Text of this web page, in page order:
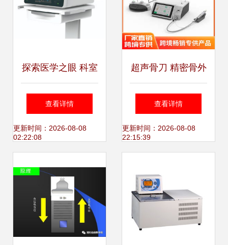
探索医学之眼 科室
超声设备介绍与核
心价值
查看详情
更新时间：2026-08-08
02:22:08
超声骨刀 精密骨外
科手术的革命性设
备
查看详情
更新时间：2026-08-08
22:15:39